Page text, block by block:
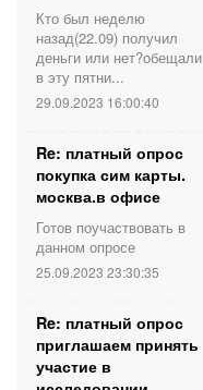
Кто был неделю
назад(22.09) получил
деньги или нет?обещали
в эту пятни...
29.09.2023 16:00:40
Re: платный опрос
покупка сим карты.
москва.в офисе
Готов поучаствовать в
данном опросе
25.09.2023 23:30:35
Re: платный опрос
приглашаем принять
участие в